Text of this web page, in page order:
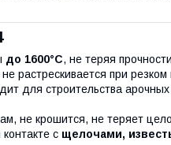
до 1600°C, не теряя
не растрескивается при
для строительства
не крошится, не теряет
с щелочами,